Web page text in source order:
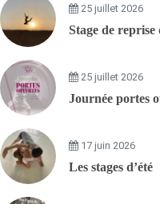
25 juillet 2026
Stage de reprise
25 juillet 2026
Journée portes
17 juin 2026
Les stages d’été